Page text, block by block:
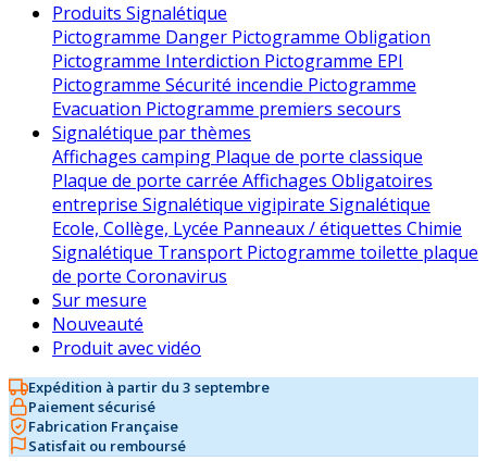
Produits Signalétique
Pictogramme Danger Pictogramme Obligation
Pictogramme Interdiction Pictogramme EPI
Pictogramme Sécurité incendie Pictogramme
Evacuation Pictogramme premiers secours
Signalétique par thèmes
Affichages camping Plaque de porte classique
Plaque de porte carrée Affichages Obligatoires
entreprise Signalétique vigipirate Signalétique
Ecole, Collège, Lycée Panneaux / étiquettes Chimie
Signalétique Transport Pictogramme toilette plaque
de porte Coronavirus
Sur mesure
Nouveauté
Produit avec vidéo
Expédition à partir du 3 septembre
Paiement sécurisé
Fabrication Française
Satisfait ou remboursé